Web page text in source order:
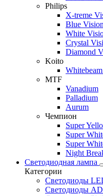
Philips
X-treme
Blue
White
Crystal
Diamond
Koito
MTF
Vanadium
Palladium
Aurum
Чемпион
Super
Super
Super
Night
Светодиодная лампа
Категории
Светодиоды
Светодиоды